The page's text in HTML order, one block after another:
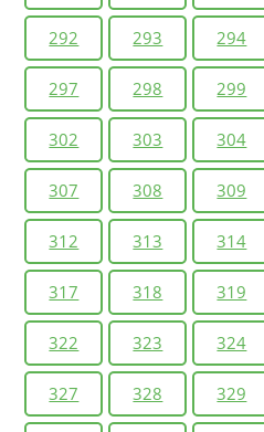
292 293 294
297 298 299
302 303 304
307 308 309
312 313 314
317 318 319
322 323 324
327 328 329